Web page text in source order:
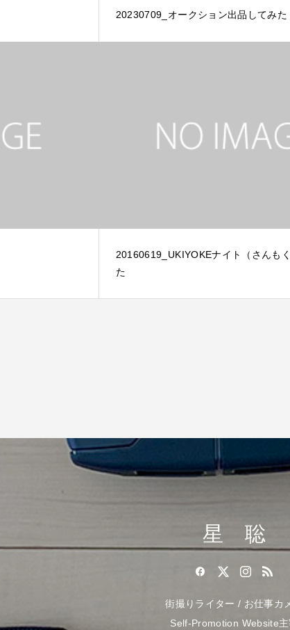
20230709_オークション出品してみた
20160619_UKIYOKEナイト（さんも
た
星 聡
街撮りライター / お仕事カ
Self-Promotion Website主